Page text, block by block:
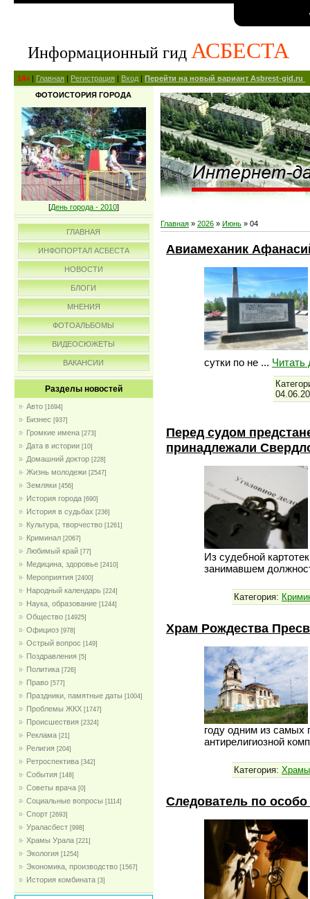
Информационный гид АСБЕСТА
14+ | Главная | Регистрация | Вход | Перейти на новый вариант Asbrest-gid.ru
ФОТОИСТОРИЯ ГОРОДА
[День города - 2010]
ГЛАВНАЯ
ИНФОПОРТАЛ АСБЕСТА
НОВОСТИ
БЛОГИ
МНЕНИЯ
ФОТОАЛЬБОМЫ
ВИДЕОСЮЖЕТЫ
ВАКАНСИИ
Разделы новостей
Авто [1694]
Бизнес [937]
Громкие имена [273]
Дата в истории [10]
Домашний доктор [228]
Жизнь молодежи [2547]
Земляки [456]
История города [690]
История в судьбах [236]
Культура, творчество [1261]
Криминал [2067]
Любимый край [77]
Медицина, здоровье [2410]
Мероприятия [2400]
Народный календарь [224]
Наука, образование [1244]
Общество [14925]
Официоз [978]
Острый вопрос [149]
Поздравления [5]
Политика [726]
Право [577]
Праздники, памятные даты [1004]
Проблемы ЖКХ [1747]
Проиcшествия [2324]
Реклама [21]
Религия [204]
Ретроспектива [342]
События [148]
Советы врача [0]
Социальные вопросы [1114]
Спорт [2693]
Ураласбест [998]
Храмы Урала [221]
Экология [1254]
Экономика, производство [1567]
История комбината [3]
Главная » 2026 » Июнь » 04
Авиамеханик
сутки по не ... Читать
Перед судом
принадлежали
Из судебной
занимавшем
Категория:
Храм Рождества
году одним из самых
антирелигиозной
Категория:
Следователь по